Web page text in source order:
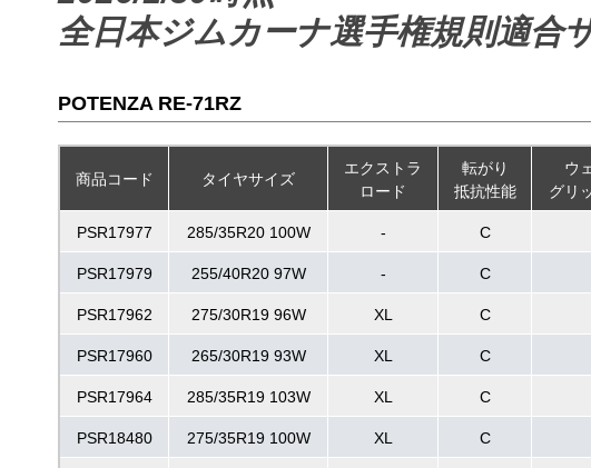
全日本ジムカーナ選手権規則適合
POTENZA RE-71RZ
商品コード タイヤサイズ
エクストラ
ロード
転がり
抵抗性能
ウ
グリ
PSR17977 285/35R20 100W - C
PSR17979 255/40R20 97W - C
PSR17962 275/30R19 96W XL C
PSR17960 265/30R19 93W XL C
PSR17964 285/35R19 103W XL C
PSR18480 275/35R19 100W XL C